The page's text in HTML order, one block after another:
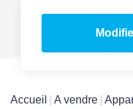
Accueil A vendre